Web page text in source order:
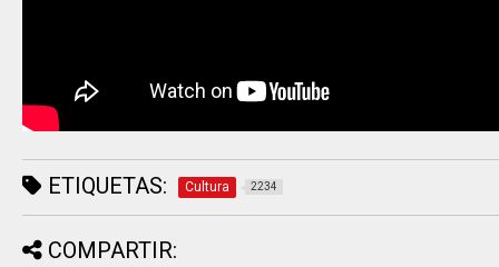
ETIQUETAS: Cultura 2234
COMPARTIR: